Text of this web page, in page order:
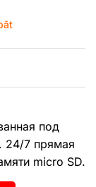
под
24/7 прямая
micro SD.